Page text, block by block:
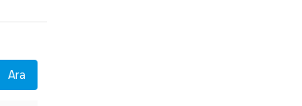
Ara